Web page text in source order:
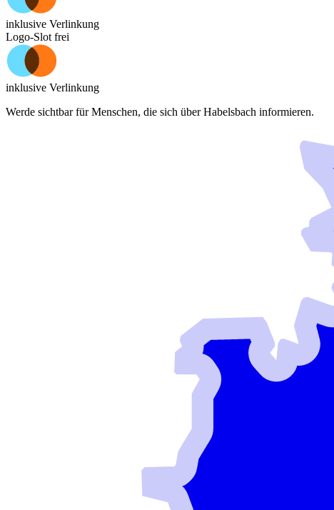
inklusive Verlinkung
Logo-Slot frei
inklusive Verlinkung
Werde sichtbar für Menschen, die sich überHabelsbach informieren.